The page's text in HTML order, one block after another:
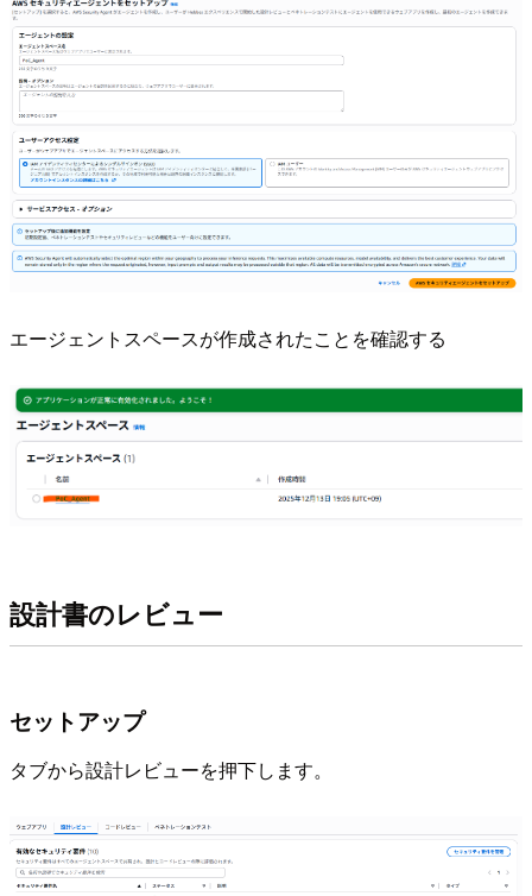
エージェントスペースが作成されたことを確認する
設計書のレビュー
セットアップ
タブから設計レビューを押下します。